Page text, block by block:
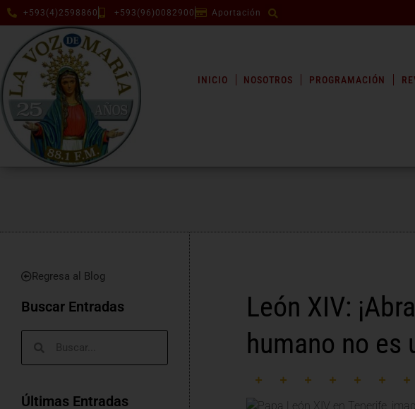
+593(4)2598860 +593(96)0082900 Aportación
INICIO NOSOTROS PROGRAMACIÓN
Regresa al Blog
Buscar Entradas
Últimas Entradas
León XIV:
humano no es